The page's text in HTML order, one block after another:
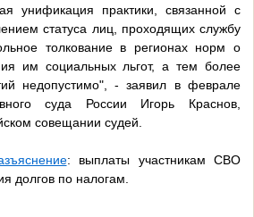
унификация практики, связанной с
статуса лиц, проходящих службу
толкование в регионах норм о
им социальных льгот, а тем более
недопустимо", - заявил в феврале
суда России Игорь Краснов,
совещании судей.
: выплаты участникам СВО
долгов по налогам.